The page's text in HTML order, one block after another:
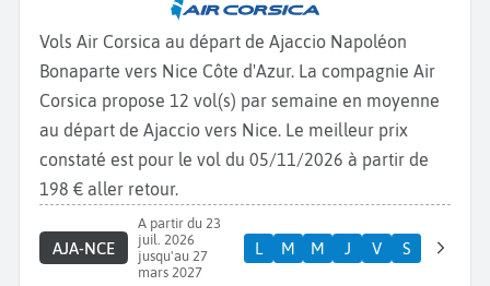
Vols Air Corsica au départ de Ajaccio Napoléon
Bonaparte vers Nice Côte d'Azur. La compagnie Air
Corsica propose 12 vol(s) par semaine en moyenne
au départ de Ajaccio vers Nice. Le meilleur prix
constaté est pour le vol du 05/11/2026 à partir de
198 € aller retour.
AJA-NCE
A partir du 23
juil. 2026
jusqu'au 27
mars 2027
L M M J V S